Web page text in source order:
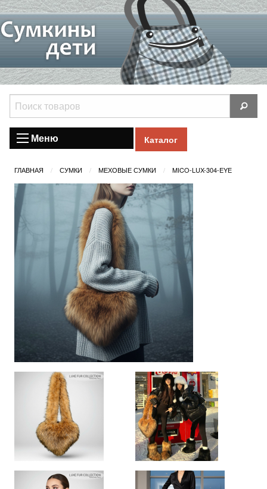
Меню Каталог
ГЛАВНАЯ СУМКИ МЕХОВЫЕ СУМКИ MICO-LUX-304-EYE